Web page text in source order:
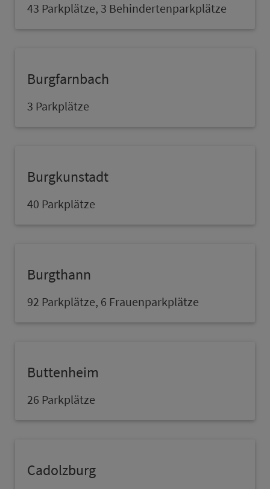
43 Parkplätze, 3 Behindertenparkplätze
Burgfarnbach
3 Parkplätze
Burgkunstadt
40 Parkplätze
Burgthann
92 Parkplätze, 6 Frauenparkplätze
Buttenheim
26 Parkplätze
Cadolzburg